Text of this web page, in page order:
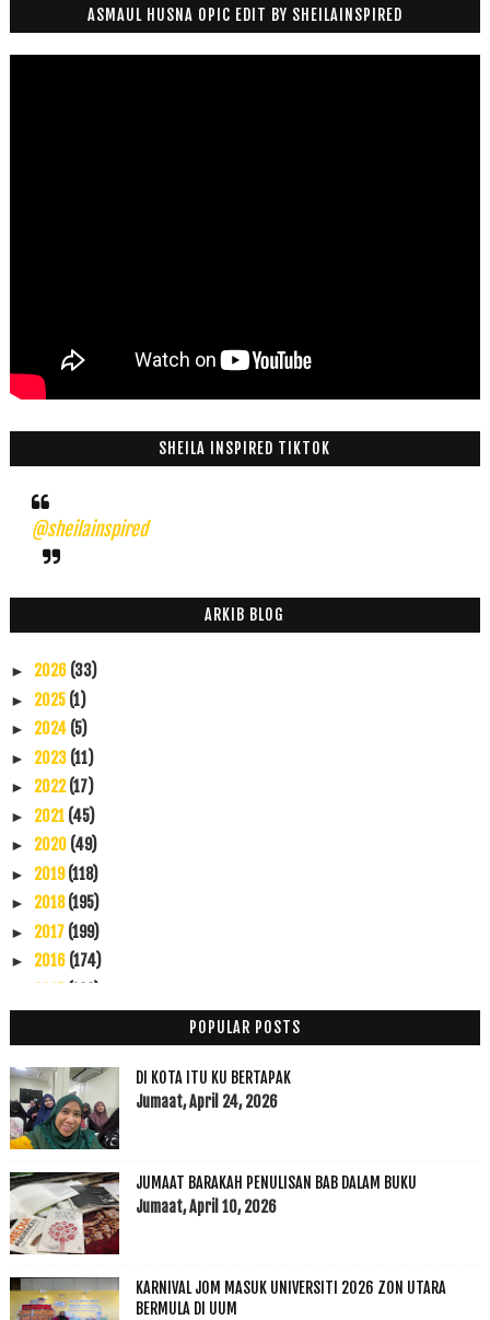
ASMAUL HUSNA OPIC EDIT BY SHEILAINSPIRED
SHEILA INSPIRED TIKTOK
@sheilainspired
ARKIB BLOG
► 2026 (33)
► 2025 (1)
► 2024 (5)
► 2023 (11)
► 2022(17)
► 2021 (45)
► 2020 (49)
► 2019(118)
► 2018(195)
► 2017 (199)
► 2016 (174)
►November(7)
►Oktober(5)
►September (4)
►Ogos(20)
▼Jun(3)
Ramadhan 2 satu empat tiga lima hijrah
Pengantin Malam Saya
►Mei(2)
POPULAR POSTS
DI KOTA ITU KU BERTAPAK
Jumaat, April 24, 2026
JUMAAT BARAKAH PENULISAN BAB DALAM BUKU
Jumaat, April 10, 2026
KARNIVAL JOM MASUK UNIVERSITI 2026 ZON UTARA
BERMULA DI UUM